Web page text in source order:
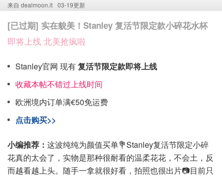
来自 dealmoon.it 03-19更新
[已过期] 实在貌美！Stanley 复活节限定款小碎花水杯
即将上线 北美抢疯啦
Stanley官网 现有复活节限定款即将上线
收藏本帖不错过上线时间
欧洲境内订单满€50免运费
点击购买>>
小编推荐： 这波纯纯为颜值买单💐Stanley复活节限定小碎
花真的太会了，实物是那种很耐看的温柔花花，不会土，反
而越看越上头。随手一拿就很好看，拍照也很出片📷目前只